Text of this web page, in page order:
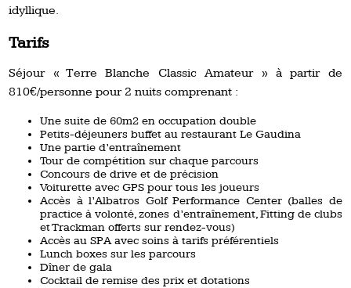
idyllique.
Tarifs
Séjour « Terre Blanche Classic Amateur » à partir de
810€/personne pour 2 nuits comprenant :
Une suite de 60m2 en occupation double
Petits-déjeuners buffet au restaurant Le Gaudina
Une partie d’entraînement
Tour de compétition sur chaque parcours
Concours de drive et de précision
Voiturette avec GPS pour tous les joueurs
Accès à l’Albatros Golf Performance Center (balles de
practice à volonté, zones d’entraînement, Fitting de clubs
et Trackman offerts sur rendez-vous)
Accès au SPA avec soins à tarifs préférentiels
Lunch boxes sur les parcours
Dîner de gala
Cocktail de remise des prix et dotations